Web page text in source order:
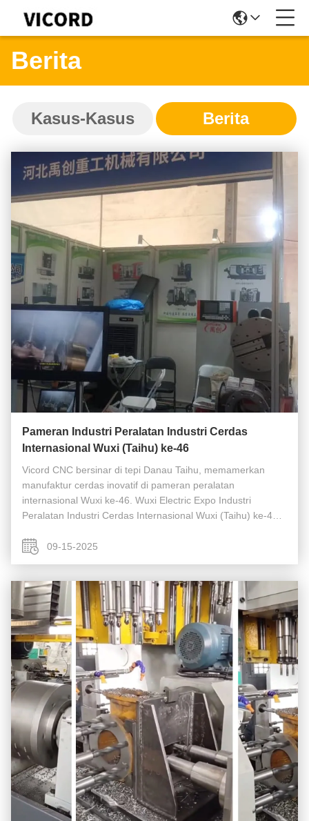
Berita
Kasus-Kasus Berita
Pameran Industri Peralatan Industri Cerdas
Internasional Wuxi (Taihu) ke-46
Vicord CNC bersinar di tepi Danau Taihu, memamerkan
manufaktur cerdas inovatif di pameran peralatan
internasional Wuxi ke-46. Wuxi Electric Expo Industri
Peralatan Industri Cerdas Internasional Wuxi (Taihu) ke-46
Internasional Wuxi Taihu.,Ltd ...
09-15-2025